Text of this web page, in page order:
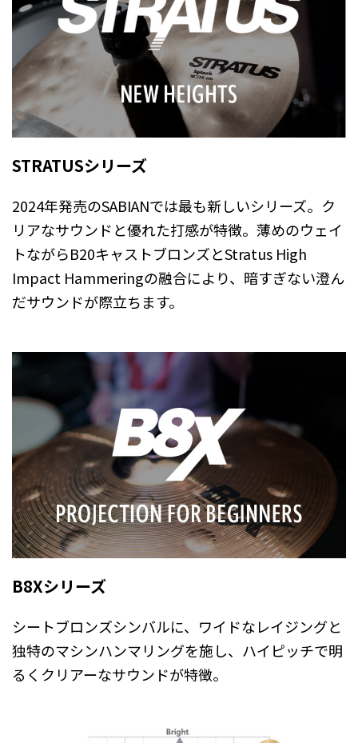
STRATUSシリーズ
2024年発売のSABIANでは最も新しいシリーズ。ク
リアなサウンドと優れた打感が特徴。薄めのウェイ
トながらB20キャストブロンズとStratus High
Impact Hammeringの融合により、暗すぎない澄ん
だサウンドが際立ちます。
B8Xシリーズ
シートブロンズシンバルに、ワイドなレイジングと
独特のマシンハンマリングを施し、ハイピッチで明
るくクリアーなサウンドが特徴。